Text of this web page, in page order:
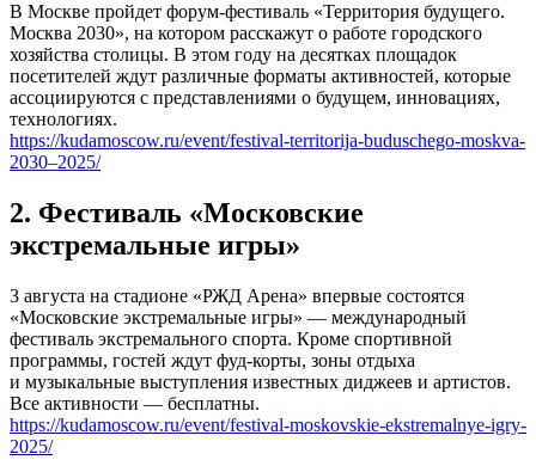
В Москве пройдет форум-фестиваль «Территория будущего.
Москва 2030», на котором расскажут о работе городского
хозяйства столицы. В этом году на десятках площадок
посетителей ждут различные форматы активностей, которые
ассоциируются с представлениями о будущем, инновациях,
технологиях.
https://kudamoscow.ru/event/festival-territorija-buduschego-moskva-
2030–2025/
2. Фестиваль «Московские
экстремальные игры»
3 августа на стадионе «РЖД Арена» впервые состоятся
«Московские экстремальные игры» — международный
фестиваль экстремального спорта. Кроме спортивной
программы, гостей ждут фуд-корты, зоны отдыха
и музыкальные выступления известных диджеев и артистов.
Все активности — бесплатны.
https://kudamoscow.ru/event/festival-moskovskie-ekstremalnye-igry-
2025/